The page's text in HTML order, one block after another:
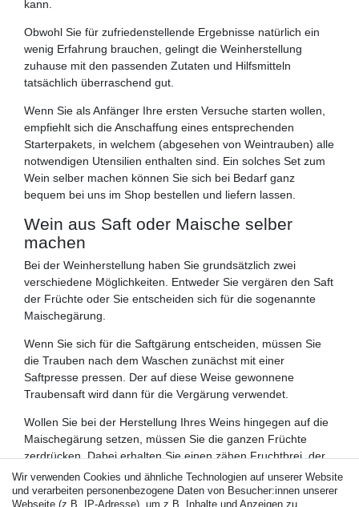
kann.
Obwohl Sie für zufriedenstellende Ergebnisse natürlich ein
wenig Erfahrung brauchen, gelingt die Weinherstellung
zuhause mit den passenden Zutaten und Hilfsmitteln
tatsächlich überraschend gut.
Wenn Sie als Anfänger Ihre ersten Versuche starten wollen,
empfiehlt sich die Anschaffung eines entsprechenden
Starterpakets, in welchem (abgesehen von Weintrauben) alle
notwendigen Utensilien enthalten sind. Ein solches Set zum
Wein selber machen können Sie sich bei Bedarf ganz
bequem bei uns im Shop bestellen und liefern lassen.
Wein aus Saft oder Maische selber
machen
Bei der Weinherstellung haben Sie grundsätzlich zwei
verschiedene Möglichkeiten. Entweder Sie vergären den Saft
der Früchte oder Sie entscheiden sich für die sogenannte
Maischegärung.
Wenn Sie sich für die Saftgärung entscheiden, müssen Sie
die Trauben nach dem Waschen zunächst mit einer
Saftpresse pressen. Der auf diese Weise gewonnene
Traubensaft wird dann für die Vergärung verwendet.
Wollen Sie bei der Herstellung Ihres Weins hingegen auf die
Maischegärung setzen, müssen Sie die ganzen Früchte
zerdrücken. Dabei erhalten Sie einen zähen Fruchtbrei, der
neben dem Fruchtfleisch und dem Saft auch die Schale und
die Kerne der Tauben enthält.
Wir verwenden Cookies und ähnliche Technologien auf unserer Website
und verarbeiten personenbezogene Daten von Besucher:innen unserer
Webseite (z.B. IP-Adresse), um z.B. Inhalte und Anzeigen zu